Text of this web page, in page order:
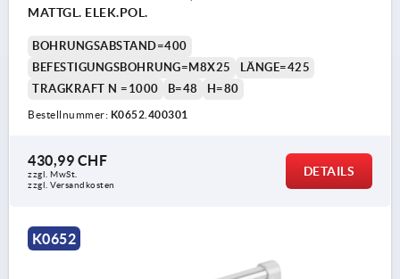
MATTGL. ELEK.POL.
BOHRUNGSABSTAND=400
BEFESTIGUNGSBOHRUNG=M8X25
LÄNGE=425
TRAGKRAFT N =1000
B=48 H=80
Bestellnummer: K0652.400301
430,99 CHF
zzgl. MwSt.
zzgl. Versandkosten
DETAILS
K0652